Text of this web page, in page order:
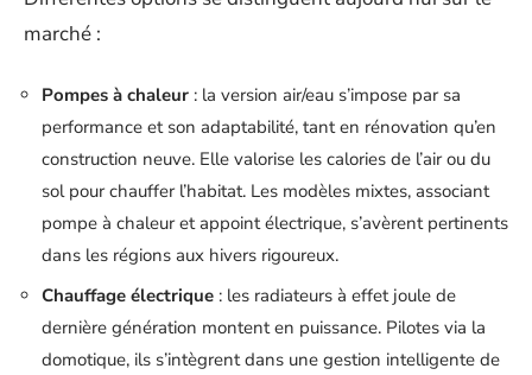
marché :
Pompes à chaleur : la version air/eau s’impose par sa
performance et son adaptabilité, tant en rénovation qu’en
construction neuve. Elle valorise les calories de l’air ou du
sol pour chauffer l’habitat. Les modèles mixtes, associant
pompe à chaleur et appoint électrique, s’avèrent pertinents
dans les régions aux hivers rigoureux.
Chauffage électrique : les radiateurs à effet joule de
dernière génération montent en puissance. Pilotes via la
domotique, ils s’intègrent dans une gestion intelligente de